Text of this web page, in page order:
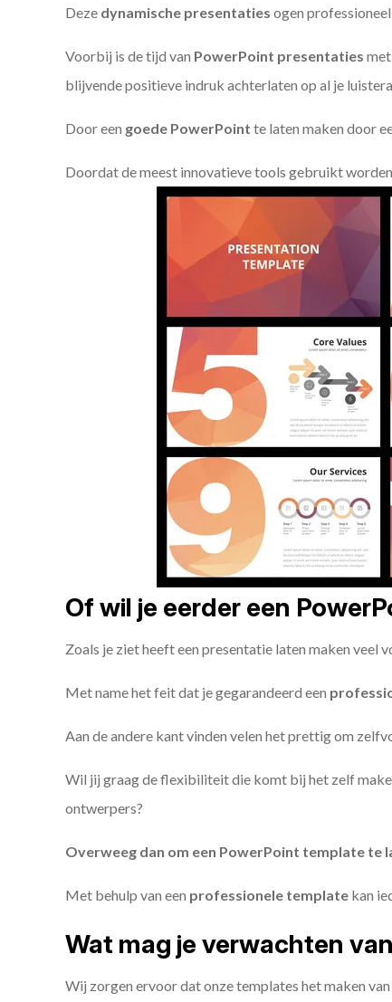
Deze dynamische presentaties ogen
Voorbij is de tijd van PowerPoint presentaties
blijvende positieve indruk achterlaten op al je
Door een goede PowerPoint te laten maken door
Doordat de meest innovatieve tools gebruikt
Of wil je eerder een
Zoals je ziet heeft een presentatie laten maken veel
Met name het feit dat je gegarandeerd een
Aan de andere kant vinden velen het prettig om
Wil jij graag de flexibiliteit die komt bij het zelf
ontwerpers?
Overweeg dan om een PowerPoint template te
Met behulp van een professionele template kan
Wat mag je verwachten
Wij zorgen ervoor dat onze templates het maken